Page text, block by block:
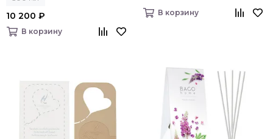
10 200 ₽
В корзину
В корзину